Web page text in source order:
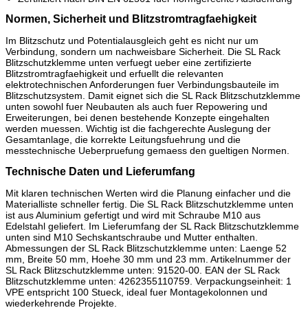
Normen, Sicherheit und Blitzstromtragfaehigkeit
Im Blitzschutz und Potentialausgleich geht es nicht nur um
Verbindung, sondern um nachweisbare Sicherheit. Die SL Rack
Blitzschutzklemme unten verfuegt ueber eine zertifizierte
Blitzstromtragfaehigkeit und erfuellt die relevanten
elektrotechnischen Anforderungen fuer Verbindungsbauteile im
Blitzschutzsystem. Damit eignet sich die SL Rack Blitzschutzklemme
unten sowohl fuer Neubauten als auch fuer Repowering und
Erweiterungen, bei denen bestehende Konzepte eingehalten
werden muessen. Wichtig ist die fachgerechte Auslegung der
Gesamtanlage, die korrekte Leitungsfuehrung und die
messtechnische Ueberpruefung gemaess den gueltigen Normen.
Technische Daten und Lieferumfang
Mit klaren technischen Werten wird die Planung einfacher und die
Materialliste schneller fertig. Die SL Rack Blitzschutzklemme unten
ist aus Aluminium gefertigt und wird mit Schraube M10 aus
Edelstahl geliefert. Im Lieferumfang der SL Rack Blitzschutzklemme
unten sind M10 Sechskantschraube und Mutter enthalten.
Abmessungen der SL Rack Blitzschutzklemme unten: Laenge 52
mm, Breite 50 mm, Hoehe 30 mm und 23 mm. Artikelnummer der
SL Rack Blitzschutzklemme unten: 91520-00. EAN der SL Rack
Blitzschutzklemme unten: 4262355110759. Verpackungseinheit: 1
VPE entspricht 100 Stueck, ideal fuer Montagekolonnen und
wiederkehrende Projekte.